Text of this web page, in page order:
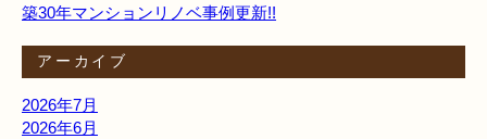
築30年マンションリノベ事例更新!!
アーカイブ
2026年7月
2026年6月